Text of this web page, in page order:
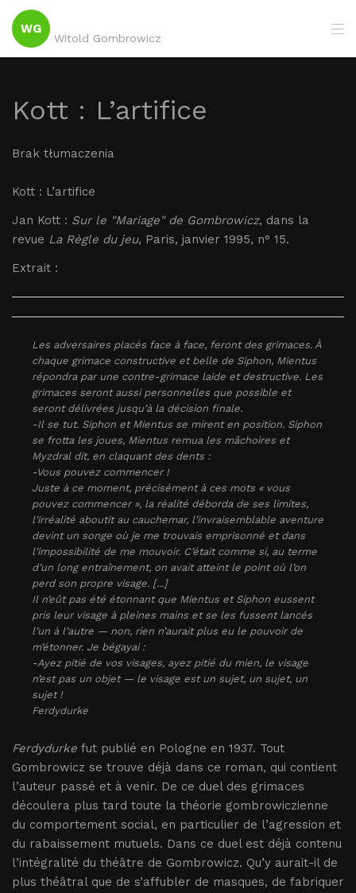
WG
Witold Gombrowicz
Kott : L’artifice
Brak tłumaczenia
Kott : L’artifice
Jan Kott : Sur le "Mariage" de Gombrowicz, dans la
revue La Règle du jeu, Paris, janvier 1995, n° 15.
Extrait :
Les adversaires placés face à face, feront des grimaces. À
chaque grimace constructive et belle de Siphon, Mientus
répondra par une contre-grimace laide et destructive. Les
grimaces seront aussi personnelles que possible et
seront délivrées jusqu’à la décision finale.
-Il se tut. Siphon et Mientus se mirent en position. Siphon
se frotta les joues, Mientus remua les mâchoires et
Myzdral dit, en claquant des dents :
-Vous pouvez commencer !
Juste à ce moment, précisément à ces mots « vous
pouvez commencer », la réalité déborda de ses limites,
l’irréalité aboutit au cauchemar, l’invraisemblable aventure
devint un songe où je me trouvais emprisonné et dans
l’impossibilité de me mouvoir. C’était comme si, au terme
d’un long entraînement, on avait atteint le point où l’on
perd son propre visage. [...]
Il n’eût pas été étonnant que Mientus et Siphon eussent
pris leur visage à pleines mains et se les fussent lancés
l’un à l’autre — non, rien n’aurait plus eu le pouvoir de
m’étonner. Je bégayai :
-Ayez pitié de vos visages, ayez pitié du mien, le visage
n’est pas un objet — le visage est un sujet, un sujet, un
sujet !
Ferdydurke
Ferdydurke fut publié en Pologne en 1937. Tout
Gombrowicz se trouve déjà dans ce roman, qui contient
l’auteur passé et à venir. De ce duel des grimaces
découlera plus tard toute la théorie gombrowiczienne
du comportement social, en particulier de l’agression et
du rabaissement mutuels. Dans ce duel est déjà contenu
l’intégralité du théâtre de Gombrowicz. Qu’y aurait-il de
plus théâtral que de s’affubler de masques, de fabriquer